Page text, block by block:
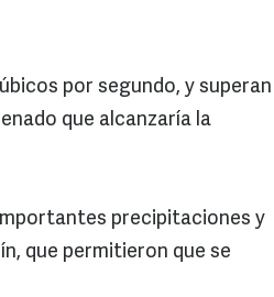
por segundo, y superan
que alcanzaría la
precipitaciones y
que permitieron que se